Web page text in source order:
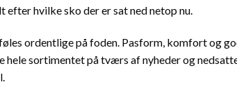
efter hvilke sko der er sat ned netop nu.
ordentlige på foden. Pasform, komfort og
hele sortimentet på tværs af nyheder og